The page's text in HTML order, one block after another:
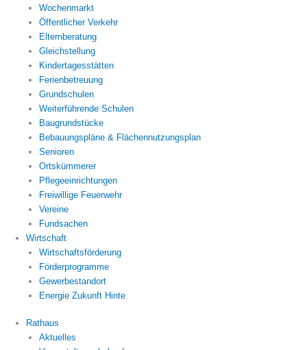
Wochenmarkt
Öffentlicher Verkehr
Elternberatung
Gleichstellung
Kindertagesstätten
Ferienbetreuung
Grundschulen
Weiterführende Schulen
Baugrundstücke
Bebauungspläne & Flächennutzungsplan
Senioren
Ortskümmerer
Pflegeeinrichtungen
Freiwillige Feuerwehr
Vereine
Fundsachen
Wirtschaft
Wirtschaftsförderung
Förderprogramme
Gewerbestandort
Energie Zukunft Hinte
Rathaus
Aktuelles